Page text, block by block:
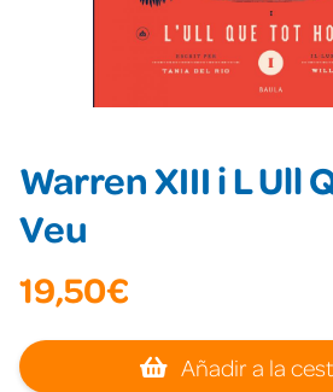
Warren XIII i L Ull
Veu
19,50€
Añadir a la